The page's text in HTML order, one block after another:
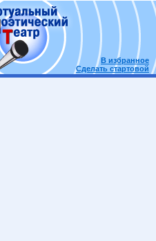
В избранное
Сделать стартовой